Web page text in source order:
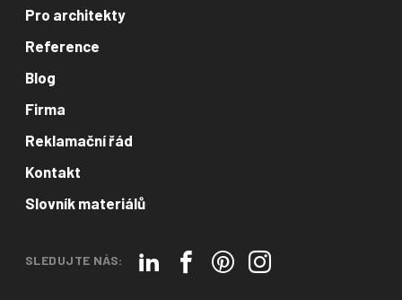
Pro architekty
Reference
Blog
Firma
Reklamační řád
Kontakt
Slovník materiálů
SLEDUJTE NÁS: